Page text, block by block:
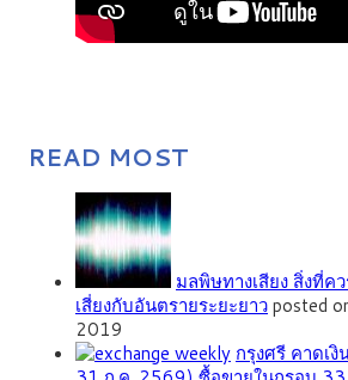
READ MOST
มลพิษทางเสียง สิ่งที่คว
เสี่ยงกับอันตรายระยะยาวposted
2019
กรุงศรี คาดเ